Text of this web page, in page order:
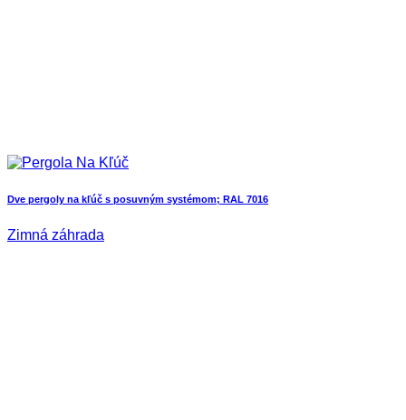
Dve pergoly na kľúč s posuvným systémom; RAL 7016
Zimná záhrada